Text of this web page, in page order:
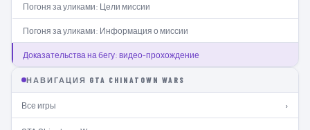
Погоня за уликами: Цели миссии
Погоня за уликами: Информация о миссии
Доказательства на бегу: видео-прохождение
НАВИГАЦИЯ GTA CHINATOWN WARS
Все игры ›